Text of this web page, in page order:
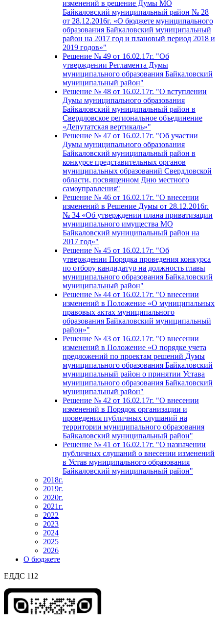
изменений в решение Думы МО
Байкаловский муниципальный район № 28
от 28.12.2016г. «О бюджете муниципального
образования Байкаловский муниципальный
район на 2017 год и плановый период 2018 и
2019 годов»"
Решение № 49 от 16.02.17г. "Об
утверждении Регламента Думы
муниципального образования Байкаловский
муниципальный район"
Решение № 48 от 16.02.17г. "О вступлении
Думы муниципального образования
Байкаловский муниципальный район в
Свердловское региональное объединение
«Депутатская вертикаль»"
Решение № 47 от 16.02.17г. "Об участии
Думы муниципального образования
Байкаловский муниципальный район в
конкурсе представительных органов
муниципальных образований Свердловской
области, посвященном Дню местного
самоуправления"
Решение № 46 от 16.02.17г. "О внесении
изменений в Решение Думы от 28.12.2016г.
№ 34 «Об утверждении плана приватизации
муниципального имущества МО
Байкаловский муниципальный район на
2017 год»"
Решение № 45 от 16.02.17г. "Об
утверждении Порядка проведения конкурса
по отбору кандидатур на должность главы
муниципального образования Байкаловский
муниципальный район"
Решение № 44 от 16.02.17г. "О внесении
изменений в Положение «О муниципальных
правовых актах муниципального
образования Байкаловский муниципальный
район»"
Решение № 43 от 16.02.17г. "О внесении
изменений в Положение «О порядке учета
предложений по проектам решений Думы
муниципального образования Байкаловский
муниципальный район о принятии Устава
муниципального образования Байкаловский
муниципальный район"
Решение № 42 от 16.02.17г. "О внесении
изменений в Порядок организации и
проведения публичных слушаний на
территории муниципального образования
Байкаловский муниципальный район"
Решение № 41 от 16.02.17г. "О назначении
публичных слушаний о внесении изменений
в Устав муниципального образования
Байкаловский муниципальный район"
2018г.
2019г.
2020г.
2021г.
2022
2023
2024
2025
2026
О бюджете
ЕДДС 112